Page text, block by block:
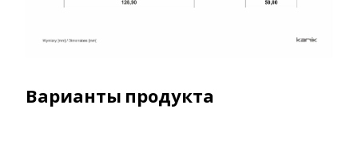
Варианты продукта